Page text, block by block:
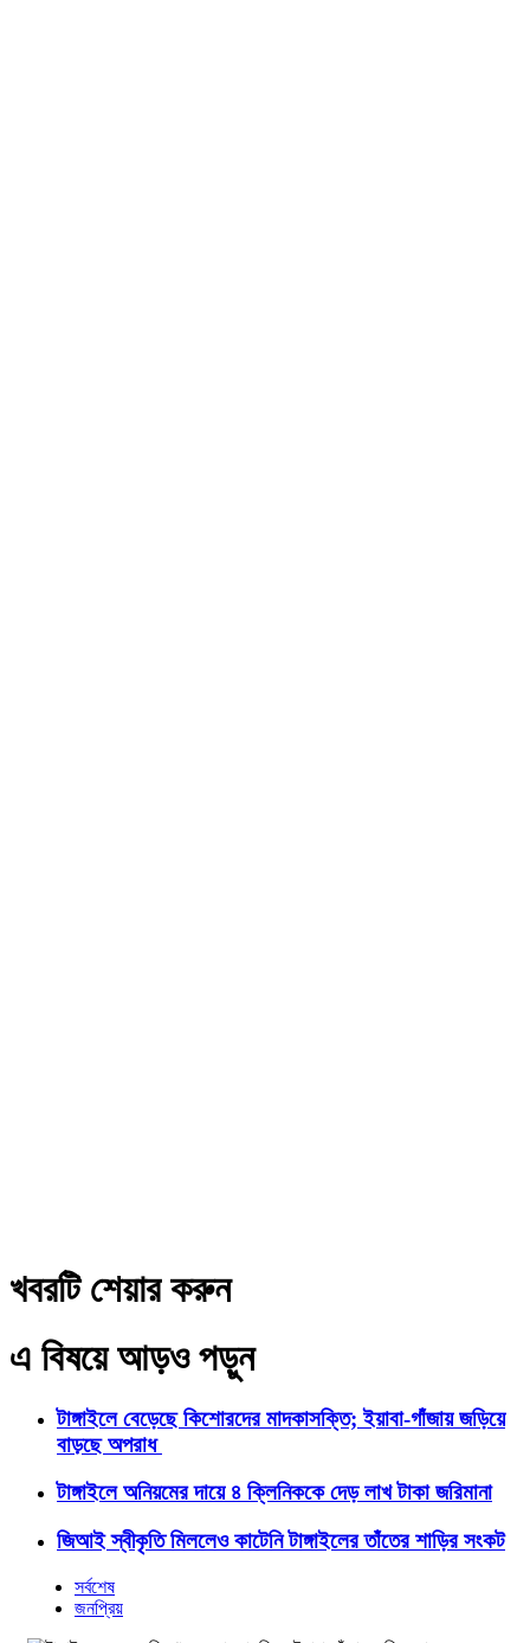
খবরটি শেয়ার করুন
এ বিষয়ে আড়ও পড়ুন
টাঙ্গাইলে বেড়েছে কিশোরদের মাদকাসক্তি; ইয়াবা-গাঁজায় জড়িয়ে
বাড়ছে অপরাধ
টাঙ্গাইলে অনিয়মের দায়ে ৪ ক্লিনিককে দেড় লাখ টাকা জরিমানা
জিআই স্বীকৃতি মিললেও কাটেনি টাঙ্গাইলের তাঁতের শাড়ির সংকট
সর্বশেষ
জনপ্রিয়